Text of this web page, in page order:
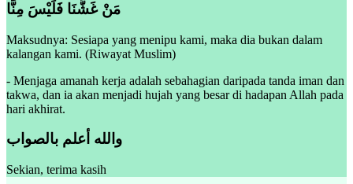
مَنْ غَشَّنَا فَلَيْسَ مِنَّا
Maksudnya: Sesiapa yang menipu kami, maka dia bukan dalam
kalangan kami. (Riwayat Muslim)
- Menjaga amanah kerja adalah sebahagian daripada tanda iman dan
takwa, dan ia akan menjadi hujah yang besar di hadapan Allah pada
hari akhirat.
والله أعلم بالصواب
Sekian, terima kasih